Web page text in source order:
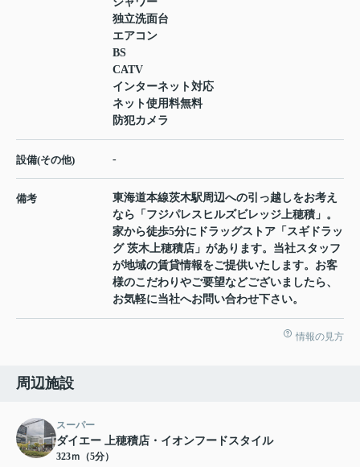
独立洗面台
エアコン
BS
CATV
インターネット対応
ネット使用料無料
防犯カメラ
設備(その他) -
備考
東海道本線茨木駅周辺への引っ越しをお考え
なら「フジパレスヒルズビレッジ上穂積」。
家から徒歩5分にドラッグストア「スギドラッ
グ 茨木上穂積店」があります。当社スタッフ
が地域の賃貸情報をご提供いたします。お客
様のこだわりやご要望などございましたら、
お気軽に当社へお問い合わせ下さい。
情報の見方
周辺施設
スーパー
ダイエー 上穂積店・イオンフードスタイル
323ｍ（5分）